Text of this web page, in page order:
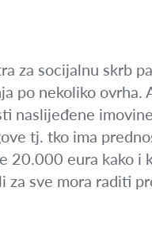
za socijalnu skrb
po nekoliko ovrha.
naslijeđene
tj. tko ima
20.000 eura kako i
sve mora raditi